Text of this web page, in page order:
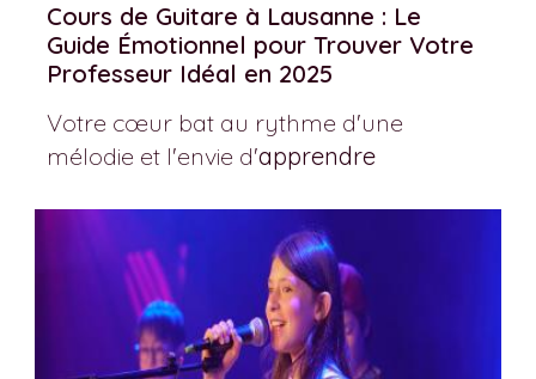
Cours de Guitare à Lausanne : Le
Guide Émotionnel pour Trouver Votre
Professeur Idéal en 2025
Votre cœur bat au rythme d'une
mélodie et l'envie d'apprendre